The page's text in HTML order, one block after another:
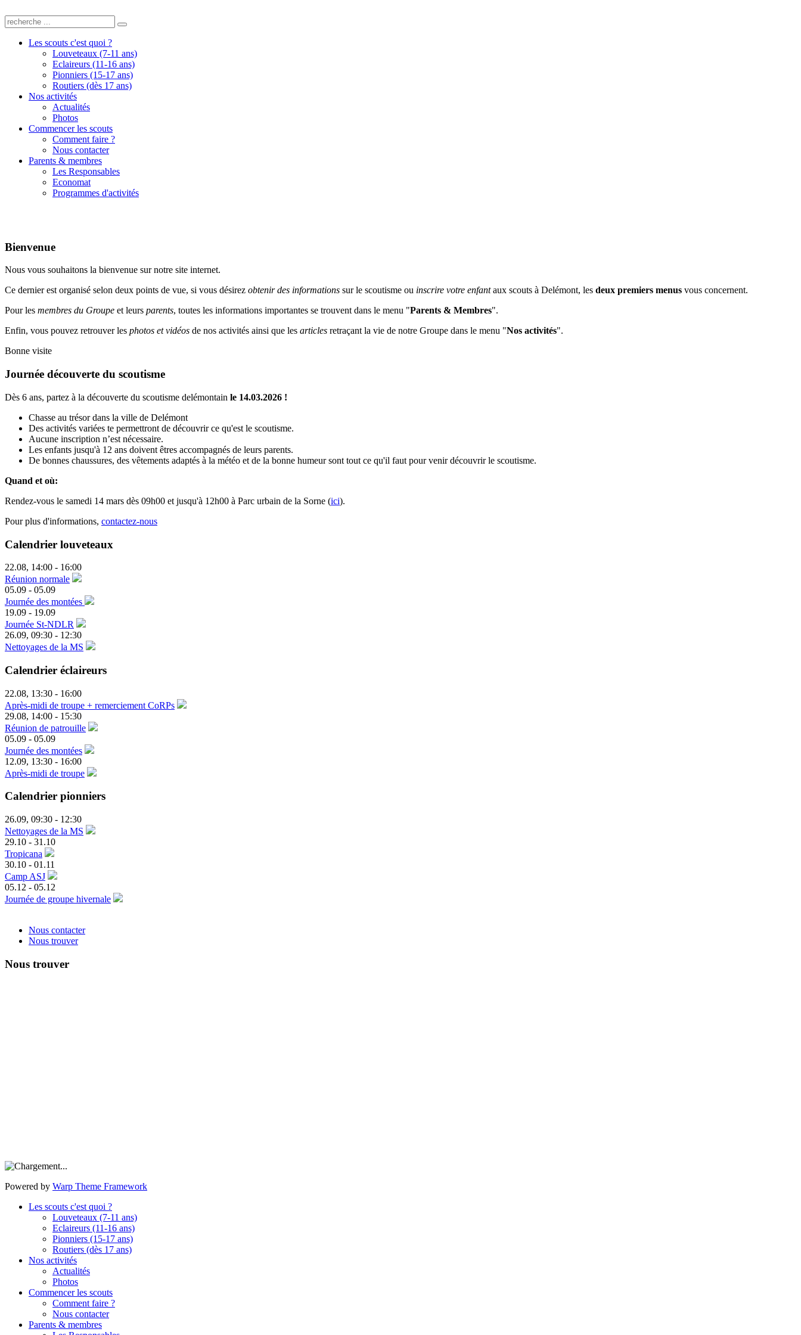
Les scouts c'est quoi ?
Louveteaux (7-11 ans)
Eclaireurs (11-16 ans)
Pionniers (15-17 ans)
Routiers (dès 17 ans)
Nos activités
Actualités
Photos
Commencer les scouts
Comment faire ?
Nous contacter
Parents & membres
Les Responsables
Economat
Programmes d'activités
Bienvenue
Nous vous souhaitons la bienvenue sur notre site internet.
Ce dernier est organisé selon deux points de vue, si vous désirez obtenir des informations sur le scoutisme ou inscrire votre enfantaux scouts à Delémont, les deux premiers menus vous concernent.
Pour les membres du Groupe et leurs parents, toutes les informations importantes se trouvent dans le menu "Parents & Membres".
Enfin, vous pouvez retrouver les photos et vidéos de nos activités ainsi que les articles retraçant la vie de notre Groupe dans le menu "Nos activités".
Bonne visite
Journée découverte du scoutisme
Dès 6 ans, partez à la découverte du scoutisme delémontain le 14.03.2026 !
Chasse au trésor dans la ville de Delémont
Des activités variées te permettront de découvrir ce qu'est le scoutisme.
Aucune inscription n’est nécessaire.
Les enfants jusqu'à 12 ans doivent êtres accompagnés de leurs parents.
De bonnes chaussures, des vêtements adaptés à la météo et de la bonne humeur sont tout ce qu'il faut pour venir découvrir le scoutisme.
Quand et où:
Rendez-vous le samedi 14 mars dès 09h00 et jusqu'à 12h00 à Parc urbain de la Sorne (ici).
Pour plus d'informations, contactez-nous
Calendrier louveteaux
22.08, 14:00 - 16:00
Réunion normale
05.09 - 05.09
Journée des montées
19.09 - 19.09
Journée St-NDLR
26.09, 09:30 - 12:30
Nettoyages de la MS
Calendrier éclaireurs
22.08, 13:30 - 16:00
Après-midi de troupe + remerciement CoRPs
29.08, 14:00 - 15:30
Réunion de patrouille
05.09 - 05.09
Journée des montées
12.09, 13:30 - 16:00
Après-midi de troupe
Calendrier pionniers
26.09, 09:30 - 12:30
Nettoyages de la MS
29.10 - 31.10
Tropicana
30.10 - 01.11
Camp ASJ
05.12 - 05.12
Journée de groupe hivernale
Nous contacter
Nous trouver
Nous trouver
Powered by Warp Theme Framework
Les scouts c'est quoi ?
Louveteaux (7-11 ans)
Eclaireurs (11-16 ans)
Pionniers (15-17 ans)
Routiers (dès 17 ans)
Nos activités
Actualités
Photos
Commencer les scouts
Comment faire ?
Nous contacter
Parents & membres